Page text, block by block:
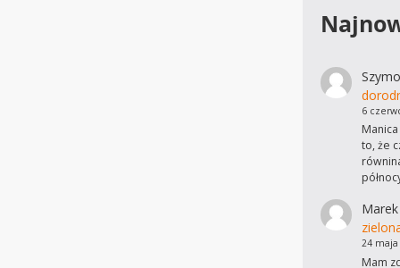
6
to, że
Marek
24 maja
Mam